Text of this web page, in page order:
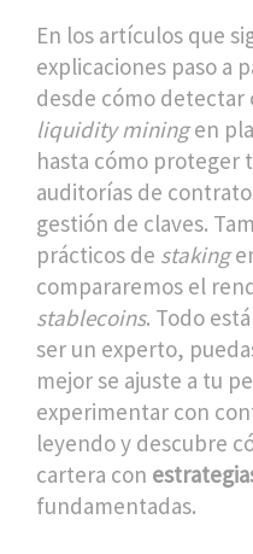
En los artículos que
explicaciones paso a
desde cómo
liquidity miningen
hasta cómo proteger
auditorías de
gestión de claves.
prácticos de staking
compararemos el
stablecoins. Todo
ser un experto,
mejor se ajuste a tu
experimentar con
leyendo y descubre
cartera con
fundamentadas.